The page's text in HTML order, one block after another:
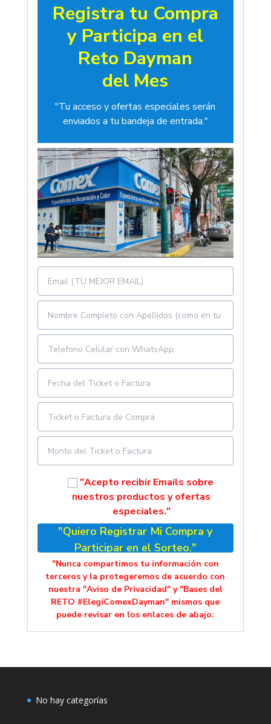
Registra tu Compra
y Participa en el
Reto Dayman
del Mes
"Tu acceso y ofertas especiales serán
enviados a tu bandeja de entrada."
"Acepto recibir Emails sobre
nuestros productos y ofertas
especiales."
"Quiero Registrar Mi Compra y
Participar en el Sorteo."
"Nunca compartimos tu información con
terceros y la protegeremos de acuerdo con
nuestra "Aviso de Privacidad" y "Bases del
RETO #ElegíComexDayman" mismos que
puede revisar en los enlaces de abajo:
No hay categorías